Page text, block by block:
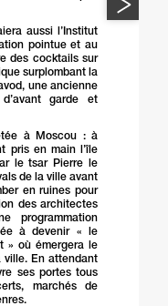
aussi l’Institut
pointue et au
des cocktails sur
surplombant la
une ancienne
garde et
à Moscou : à
pris en main l’île
le tsar Pierre le
de la ville avant
en ruines pour
des architectes
programmation
à devenir « le
» où émergera le
ville. En attendant
ses portes tous
marchés de